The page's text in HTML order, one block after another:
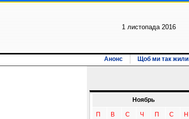
1 листопада 2016
Анонс Щоб ми так жили
Ноябрь
П В С Ч П С Н